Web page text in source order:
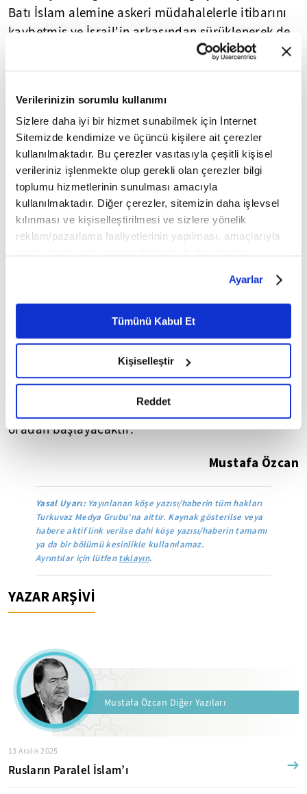
Verilerinizin sorumlu kullanımı
Sizlere daha iyi bir hizmet sunabilmek için İnternet
Sitemizde kendimize ve üçüncü kişilere ait çerezler
kullanılmaktadır. Bu çerezler vasıtasıyla çeşitli kişisel
verileriniz işlenmekte olup gerekli olan çerezler bilgi
toplumu hizmetlerinin sunulması amacıyla
kullanılmaktadır. Diğer çerezler, sitemizin daha işlevsel
kılınması ve kişiselleştirilmesi ve sizlere yönelik
reklam/pazarlama faaliyetlerinin yapılması, amaçlarıyla
belirleyebilirsiniz. Çerezlere ilişkin detaylı bilgi için
Ayarlar butonuna tıklayabilir,Çerez Bilgilendirme
Metnimizi ziyaret edebilirsiniz.
6698 sayılı Kişisel Verilerin Korunması Kanunu uyarınca
okumak ve sitemizi ziyaretiniz kapsamında
gerçekleştirilen veri işleme faaliyetleri ile ilgili daha
detaylı bilgi almak için lütfentıklayınız.
Ayarlar
Tümünü Kabul Et
Kişiselleştir
Reddet
Batı İslam alemine askeri müdahalelerle itibarını
kaybetmiş ve İsrail'in arkasından sürüklenerek de
medeniyet iddiasından vazgeçmiş ve bu zeminde
iflas etmiştir.
Yükselmekte olan Doğu Medeniyeti zemininde de
bir çatallaşma ve saflaşma ve çekişme de
gözlemlenmektedir. Japonya ile Çin çekişmesi
buna misaldir. İslam alemi de Hindistan'a karşı
mesafelidir. Bu durumda İslam dünyası veya
parçalarından bir kısmı Doğu medeniyetinin diğer
üyeleriyle bütünleşecektir. Muhtemelen bu
Japonya olacaktır. Japonya isteksiz de olsa
sonunda bütünleşmeye ram olacaktır. Yeter ki,
İslam aleminden güvenilecek ortaklar ve aktörler
Doğu medeniyetinin kanatlarından birisi Batı'ya
üstün gelecek ve onun öncülüğünü elinden
alacaktır. Bizim için de dünyanın merkezi Pasifik
bölgesine doğru kayıyor. Dünyanın yeni merkezi
orası gözüküyor. Dünyanın geleceği orada yatıyor.
İslam aleminin i'tila ve yükselişi de muhtemelen
oradan başlayacaktır.
Mustafa Özcan
Yasal Uyarı: Yayınlanan köşe yazısı/haberin tüm hakları
Turkuvaz Medya Grubu’na aittir. Kaynak gösterilse veya
habere aktif link verilse dahi köşe yazısı/haberin tamamı
ya da bir bölümü kesinlikle kullanılamaz.
Ayrıntılar için lütfentıklayın.
YAZAR ARŞİVİ
Mustafa Özcan Diğer Yazıları
13 Aralık 2025
Rusların Paralel İslam’ı